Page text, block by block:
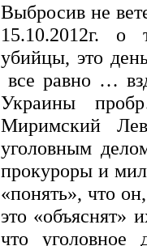
Выбросив не
15.10.2012г. о
убийцы, это
все равно …
Украины
Миримский
уголовным
прокуроры и
«понять», что
это «объяснят»
что